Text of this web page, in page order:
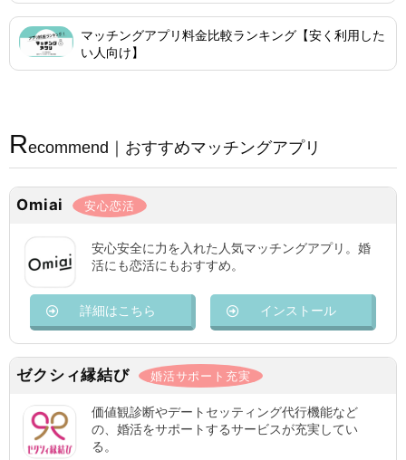
マッチングアプリ料金比較ランキング【安く利用した
い人向け】
Recommend｜おすすめマッチングアプリ
Omiai 安心恋活
安心安全に力を入れた人気マッチングアプリ。婚
活にも恋活にもおすすめ。
詳細はこちら インストール
ゼクシィ縁結び 婚活サポート充実
価値観診断やデートセッティング代行機能など
の、婚活をサポートするサービスが充実してい
る。